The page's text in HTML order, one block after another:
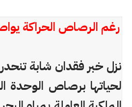
رغم الرصاص الحراكة
نزل خبر فقدان شابة
لحياتها برصاص الوحدة